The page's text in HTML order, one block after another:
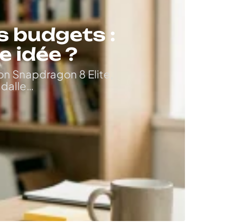
budgets :
idée ?
Snapdragon 8 Elite,
…